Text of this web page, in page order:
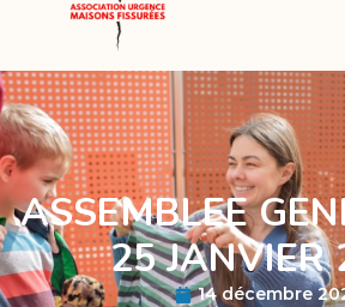
ASSEMBLEE
25 JANVIER
14 décembre